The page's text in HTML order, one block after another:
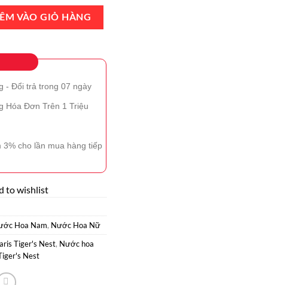
Nest EDP 75ml Chính Hãng số lượng
VÀO GIỎ HÀNG
- Đổi trả trong 07 ngày
Hóa Đơn Trên 1 Triệu
3% cho lần mua hàng tiếp
to wishlist
Hoa Nam, Nước Hoa Nữ
Tiger's Nest, Nước hoa
Nest